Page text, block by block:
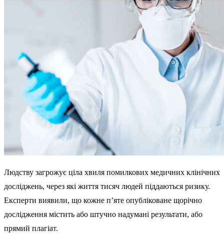
Людству загрожує ціла хвиля помилкових медичних клінічних
досліджень, через які життя тисяч людей піддаються ризику.
Експерти виявили, що кожне п’яте опубліковане щорічно
дослідження містить або штучно надумані результати, або
прямий плагіат.